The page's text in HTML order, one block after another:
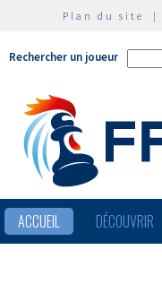
Plan du site |
Rechercher un joueur
ACCUEIL DÉCOUVRIR